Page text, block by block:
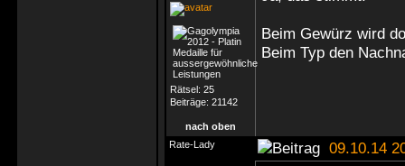
Rätsel: 25
Beiträge: 21142
Beim Gewürz wird
Beim Typ den
nach oben
Rate-Lady
09.10.14